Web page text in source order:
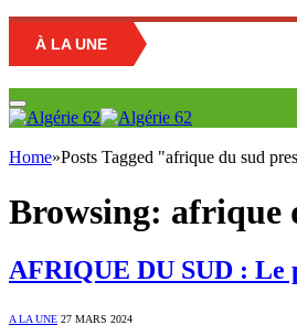
À LA UNE
Home»Posts Tagged "afrique du sud
Browsing: afrique
AFRIQUE DU SUD : Le
A LA UNE 27 MARS 2024